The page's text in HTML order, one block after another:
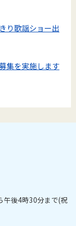
り歌謡ショー出
集を実施します
午後4時30分まで(祝